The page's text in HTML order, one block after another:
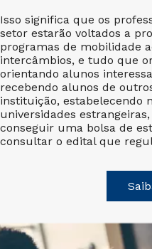
Isso significa que os
setor estarão voltados a
programas de mobilidade
intercâmbios, e tudo que
orientando alunos
recebendo alunos de
instituição, estabelecendo
universidades
conseguir uma bolsa de
consultar o edital que